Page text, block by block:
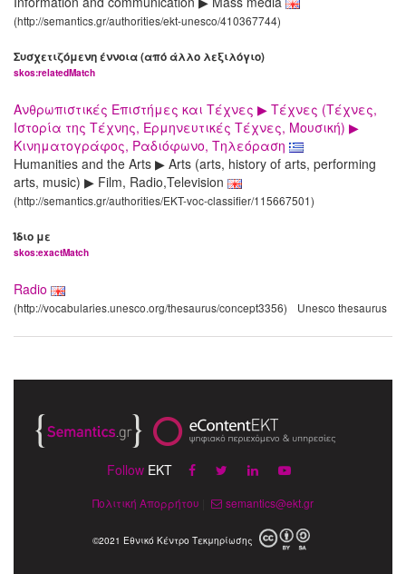
(http://semantics.gr/authorities/ekt-unesco/410367744)
Συσχετιζόμενη έννοια (από άλλο λεξιλόγιο)
skos:relatedMatch
Ανθρωπιστικές Επιστήμες και Τέχνες ▶ Τέχνες (Τέχνες,
Ιστορία της Τέχνης, Ερμηνευτικές Τέχνες, Μουσική) ▶
Κινηματογράφος, Ραδιόφωνο, Τηλεόραση
Humanities and the Arts ▶ Arts (arts, history of arts, performing
arts, music) ▶ Film, Radio,Television
(http://semantics.gr/authorities/EKT-voc-classifier/115667501)
Ίδιο με
skos:exactMatch
Radio
(http://vocabularies.unesco.org/thesaurus/concept3356) Unesco thesaurus
Follow EKT
Πολιτική Απορρήτου semantics@ekt.gr
©2021 Εθνικό Κέντρο Τεκμηρίωσης